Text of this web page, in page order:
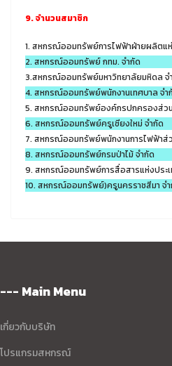
9. จำนวนสมาชิก
1. สหกรณ์ออมทรัพย์การไฟฟ้าฝ่ายผลิตแห่
2. สหกรณ์ออมทรัพย์ กทม. จำกัด
3.สหกรณ์ออมทรัพย์มหาวิทยาลัยมหิดล จ
4. สหกรณ์ออมทรัพย์พนักงานเทศบาล จำ
5. สหกรณ์ออมทรัพย์องค์กรปกครองส่ว
6. สหกรณ์ออมทรัพย์ครูเชียงใหม่ จำกัด
7. สหกรณ์ออมทรัพย์พนักงานการไฟฟ้าส่
8. สหกรณ์ออมทรัพย์กรมป่าไม้ จำกัด
9. สหกรณ์ออมทรัพย์การสื่อสารแห่งประเ
10. สหกรณ์ออมทรัพย์)ครูนครราชสีมา จ
--- Main Menu
เกี่ยวกับบริษัท
โปรแกรมสหกรณ์